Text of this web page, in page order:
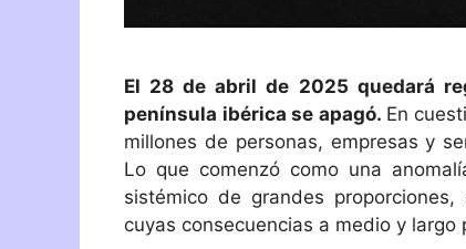
El 28 de abril de 2025 quedará
península ibérica se apagó. En
millones de personas, empresas y
Lo que comenzó como una
sistémico de grandes
cuyas consecuencias a medio y